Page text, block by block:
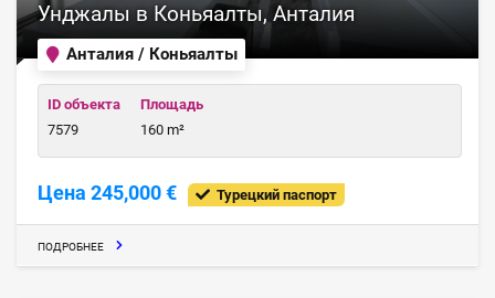
Анталия / Коньяалты
Унджалы в Коньяалты, Анталия
ID объекта
7579
Площадь
160 m²
Цена 245,000 € Турецкий паспорт
ПОДРОБНЕЕ